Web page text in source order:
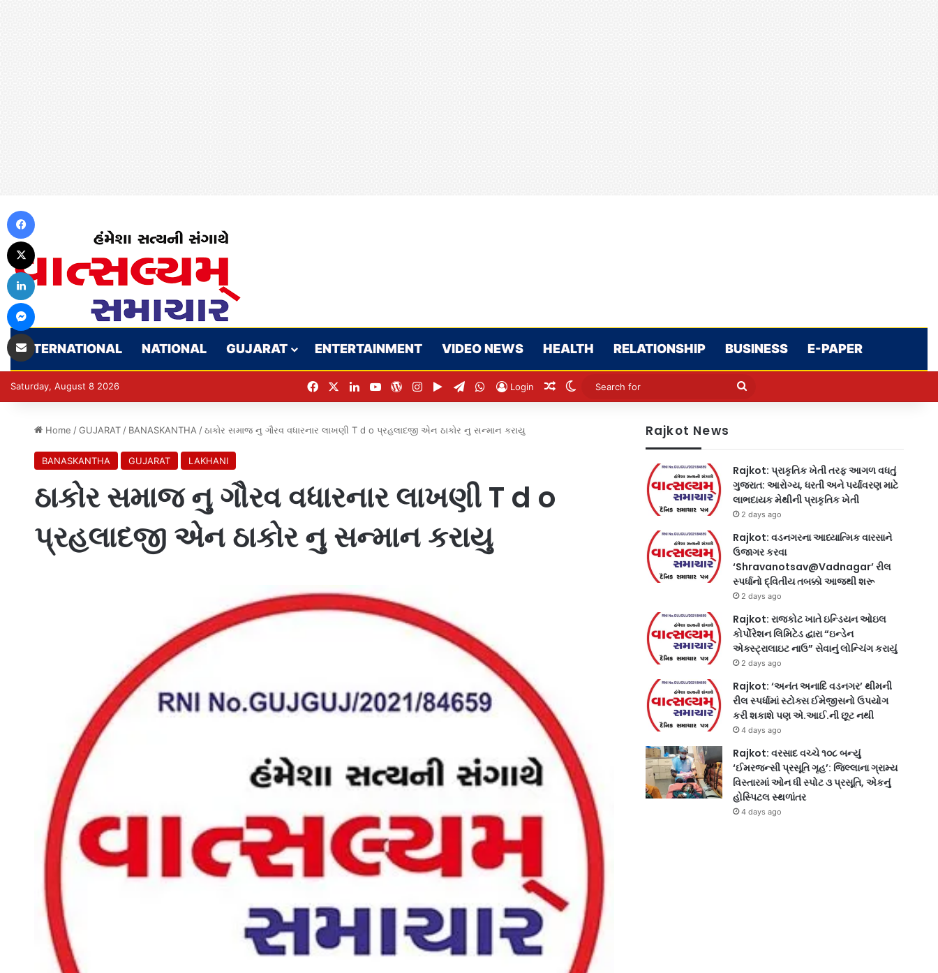
INTERNATIONAL NATIONAL GUJARAT ENTERTAINMENT VIDEO NEWS HEALTH RELATIONSHIP BUSINESS E-PAPER
Saturday, August 8 2026 FacebookLinkedInYouTubeWordPress
Instagram
Google Play
Telegram
WhatsApp
Login Random Article
Switch skin
Search
Home / GUJARAT / BANASKANTHA / ઠાકોર સમાજ નુ ગૌરવ વધારનાર લાખણી T d o પ્રહલાદજી એન ઠાકોર નુ સન્માન કરાયુ
BANASKANTHA GUJARAT LAKHANI
ઠાકોર સમાજ નુ ગૌરવ વધારનાર લાખણી T d o
પ્રહલાદજી એન ઠાકોર નુ સન્માન કરાયુ
Rajkot News
Rajkot: પ્રાકૃતિક ખેતી તરફ આગળ વધતું
ગુજરાત: આરોગ્ય, ધરતી અને પર્યાવરણ માટે
લાભદાયક મેથીની પ્રાકૃતિક ખેતી
2 days ago
Rajkot: વડનગરના આધ્યાત્મિક વારસાને
ઉજાગર કરવા
‘Shravanotsav@Vadnagar’ રીલ
સ્પર્ધાનો દ્વિતીય તબક્કો આજથી શરૂ
2 days ago
Rajkot: રાજકોટ ખાતે ઇન્ડિયન ઓઇલ
કોર્પોરેશન લિમિટેડ દ્વારા “ઇન્ડેન
એક્સ્ટ્રાલાઇટ નાઉ” સેવાનું લોન્ચિંગ કરાયું
2 days ago
Rajkot: ‘અનંત અનાદિ વડનગર’ થીમની
રીલ સ્પર્ધામાં સ્ટોક્સ ઈમેજીસનો ઉપયોગ
કરી શકાશે પણ એ.આઈ.ની છૂટ નથી
4 days ago
Rajkot: વરસાદ વચ્ચે ૧૦૮ બન્યું
‘ઈમરજન્સી પ્રસૂતિ ગૃહ’: જિલ્લાના ગ્રામ્ય
વિસ્તારમાં ઓન ધી સ્પોટ ૩ પ્રસૂતિ, એકનું
હોસ્પિટલ સ્થળાંતર
4 days ago
LinkedIn